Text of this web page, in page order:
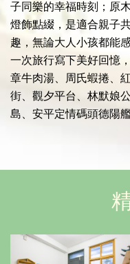
子同樂的幸福時刻；原
燈飾點綴，是適合親子
趣，無論大人小孩都能
一次旅行寫下美好回憶
章牛肉湯、周氏蝦捲、
街、觀夕平台、林默娘
島、安平定情碼頭德陽